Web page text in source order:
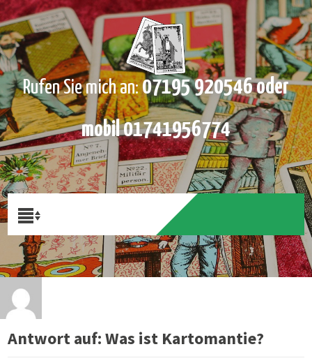
Rufen Sie mich an:07195 920546 oder
mobil 01741956774
Antwort auf: Was ist Kartomantie?